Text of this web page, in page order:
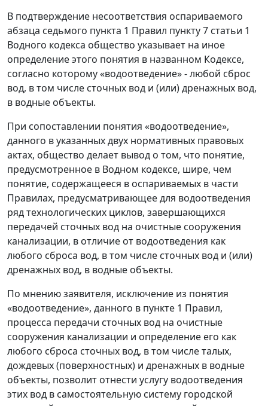
В подтверждение несоответствия оспариваемого
абзаца седьмого пункта 1 Правил пункту 7 статьи 1
Водного кодекса общество указывает на иное
определение этого понятия в названном Кодексе,
согласно которому «водоотведение» - любой сброс
вод, в том числе сточных вод и (или) дренажных вод,
в водные объекты.
При сопоставлении понятия «водоотведение»,
данного в указанных двух нормативных правовых
актах, общество делает вывод о том, что понятие,
предусмотренное в Водном кодексе, шире, чем
понятие, содержащееся в оспариваемых в части
Правилах, предусматривающее для водоотведения
ряд технологических циклов, завершающихся
передачей сточных вод на очистные сооружения
канализации, в отличие от водоотведения как
любого сброса вод, в том числе сточных вод и (или)
дренажных вод, в водные объекты.
По мнению заявителя, исключение из понятия
«водоотведение», данного в пункте 1 Правил,
процесса передачи сточных вод на очистные
сооружения канализации и определение его как
любого сброса сточных вод, в том числе талых,
дождевых (поверхностных) и дренажных в водные
объекты, позволит отнести услугу водоотведения
этих вод в самостоятельную систему городской